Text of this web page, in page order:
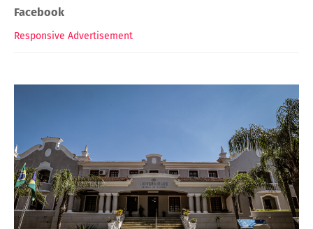
Facebook
Responsive Advertisement